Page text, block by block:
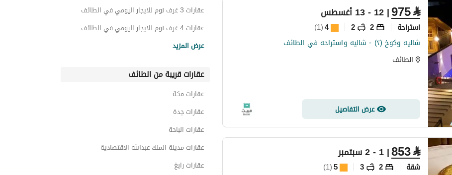
⃁
975| 12 - 13 أغسطس
استراحة 2
2
4
(
1
)
شاليه وكوخ (٢) - شاليه واستراحه في الطائف
الطائف
عرض التفاصيل
⃁
853| 1 - 2 سبتمبر
شقة 2
3
5
(
1
)
عقارات 3 غرف نوم للايجار اليومي في الطائف
عقارات 4 غرف نوم للايجار اليومي في الطائف
شاليهات للايجار اليومي في الطائف
غرف للايجار اليومي في الطائف
عرض المزيد
عقارات قريبة من الطائف
عقارات مكة
عقارات جدة
عقارات الباحة
عقارات مدينة الملك عبدالله الاقتصادية
عقارات رابغ